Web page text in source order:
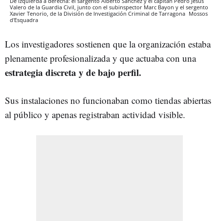
Valero de la Guardia Civil, junto con el subinspector Marc Bayon y el sergento
Xavier Tenorio, de la División de Investigación Criminal de Tarragona Mossos
d'Esquadra
Los investigadores sostienen que la organización estaba
plenamente profesionalizada y que actuaba con una
estrategia discreta y de bajo perfil.
Sus instalaciones no funcionaban como tiendas abiertas
al público y apenas registraban actividad visible.